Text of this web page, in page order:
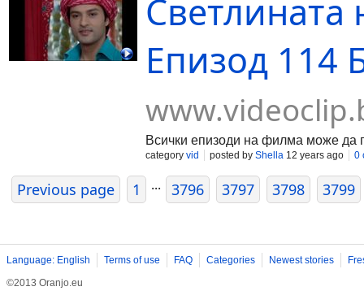
Епизод 114
Всички епизоди на филма може да
category vid posted by Shella 12 years ago 0
Previous page 1 ... 3796 3797 3798 3799
Language: English Terms of use FAQ Categories Newest stories
©2013 Oranjo.eu